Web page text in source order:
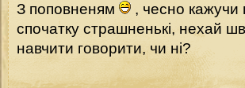
З поповненям
, чесно кажучи
спочатку страшненькі, нехай
навчити говорити, чи ні?